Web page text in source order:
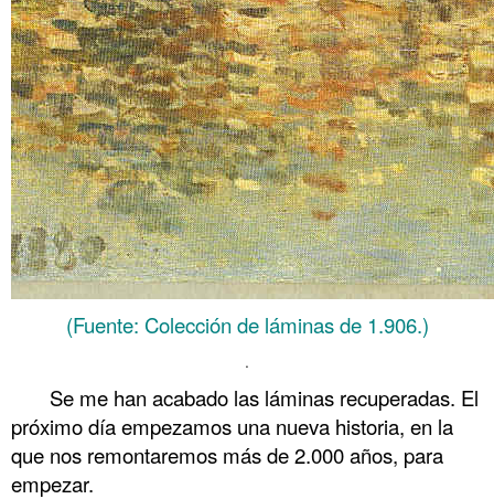
(Fuente: Colección de láminas de 1.906.)
.
Se me han acabado las láminas recuperadas. El
próximo día empezamos una nueva historia, en la
que nos remontaremos más de 2.000 años, para
empezar.